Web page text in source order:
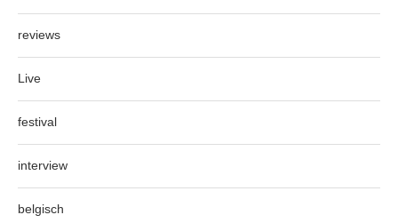
reviews
Live
festival
interview
belgisch